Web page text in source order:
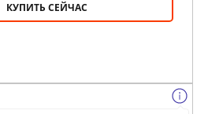
КУПИТЬ СЕЙЧАС